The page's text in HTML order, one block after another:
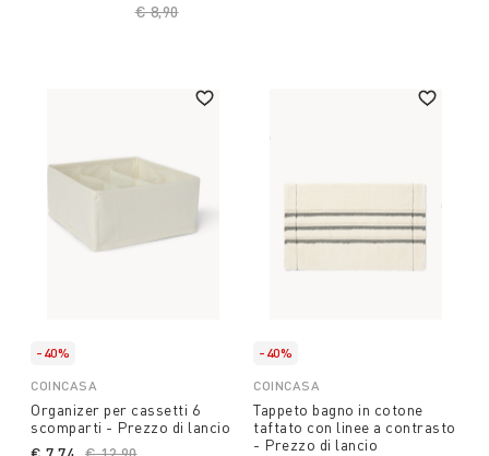
Price reduced from
€ 8,90to
-40%
COINCASA
Organizer per cassetti 6
scomparti - Prezzo di lancio
-40%
COINCASA
Tappeto bagno in cotone
taftato con linee a contrasto
- Prezzo di lancio